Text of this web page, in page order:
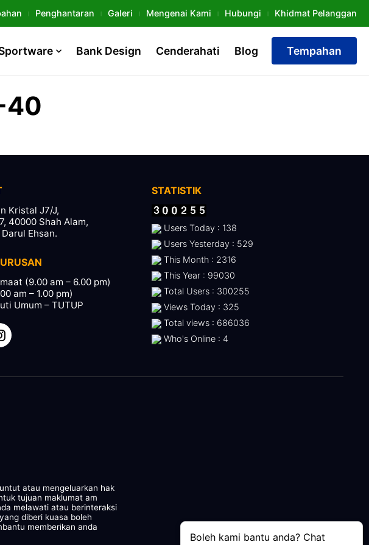
Penghantaran Galeri Mengenai Kami Hubungi Khidmat Pelanggan
Bank Design Cenderahati Blog Tempahan
40
Kristal J7/J,
40000 Shah Alam,
Ehsan.
(9.00 am – 6.00 pm)
am – 1.00 pm)
Umum – TUTUP
STATISTIK
Users Today : 138
Users Yesterday : 529
This Month : 2316
This Year : 99030
Total Users : 300255
Views Today : 325
Total views : 686036
Who's Online : 4
atau mengeluarkan hak
tujuan maklumat am
melawati atau berinteraksi
diberi kuasa boleh
memberikan anda
Boleh kami bantu anda? Chat